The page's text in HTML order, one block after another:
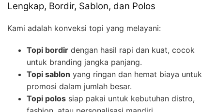
Lengkap, Bordir, Sablon, dan Polos
Kami adalah konveksi topi yang melayani:
Topi bordir dengan hasil rapi dan kuat, cocok
untuk branding jangka panjang.
Topi sablon yang ringan dan hemat biaya untuk
promosi dalam jumlah besar.
Topi polos siap pakai untuk kebutuhan distro,